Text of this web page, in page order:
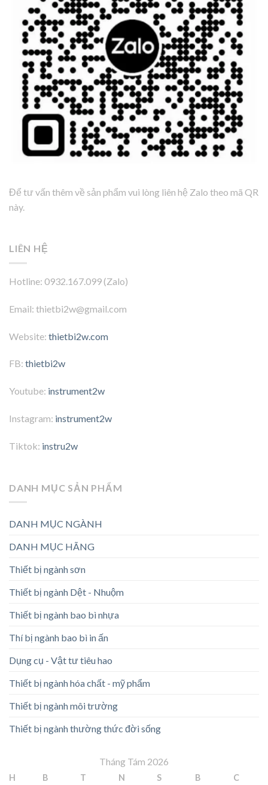
Để tư vấn thêm về sản phẩm vui lòng liên hệ Zalo theo mã QR
này.
LIÊN HỆ
Hotline: 0932.167.099 (Zalo)
Email: thietbi2w@gmail.com
Website: thietbi2w.com
FB: thietbi2w
Youtube: instrument2w
Instagram: instrument2w
Tiktok: instru2w
DANH MỤC SẢN PHẨM
DANH MỤC NGÀNH
DANH MỤC HÃNG
Thiết bị ngành sơn
Thiết bị ngành Dệt - Nhuộm
Thiết bị ngành bao bì nhựa
Thí bị ngành bao bì in ấn
Dụng cụ - Vật tư tiêu hao
Thiết bị ngành hóa chất - mỹ phẩm
Thiết bị ngành môi trường
Thiết bị ngành thường thức đời sống
Tháng Tám 2026
H B T N S B C